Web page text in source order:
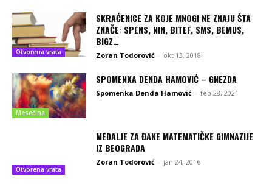
Otvorena vrata
SKRAĆENICE ZA KOJE MNOGI NE ZNAJU ŠTA
ZNAČE: SPENS, NIN, BITEF, SMS, BEMUS,
BIGZ…
Zoran Todorović - okt 13, 2018
Mesečina
SPOMENKA DENDA HAMOVIĆ – GNEZDA
Spomenka Denda Hamović - feb 28, 2021
Otvorena vrata
MEDALJE ZA ĐAKE MATEMATIČKE GIMNAZIJE
IZ BEOGRADA
Zoran Todorović - jan 24, 2016